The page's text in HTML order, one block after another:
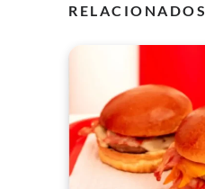
RELACIONADOS